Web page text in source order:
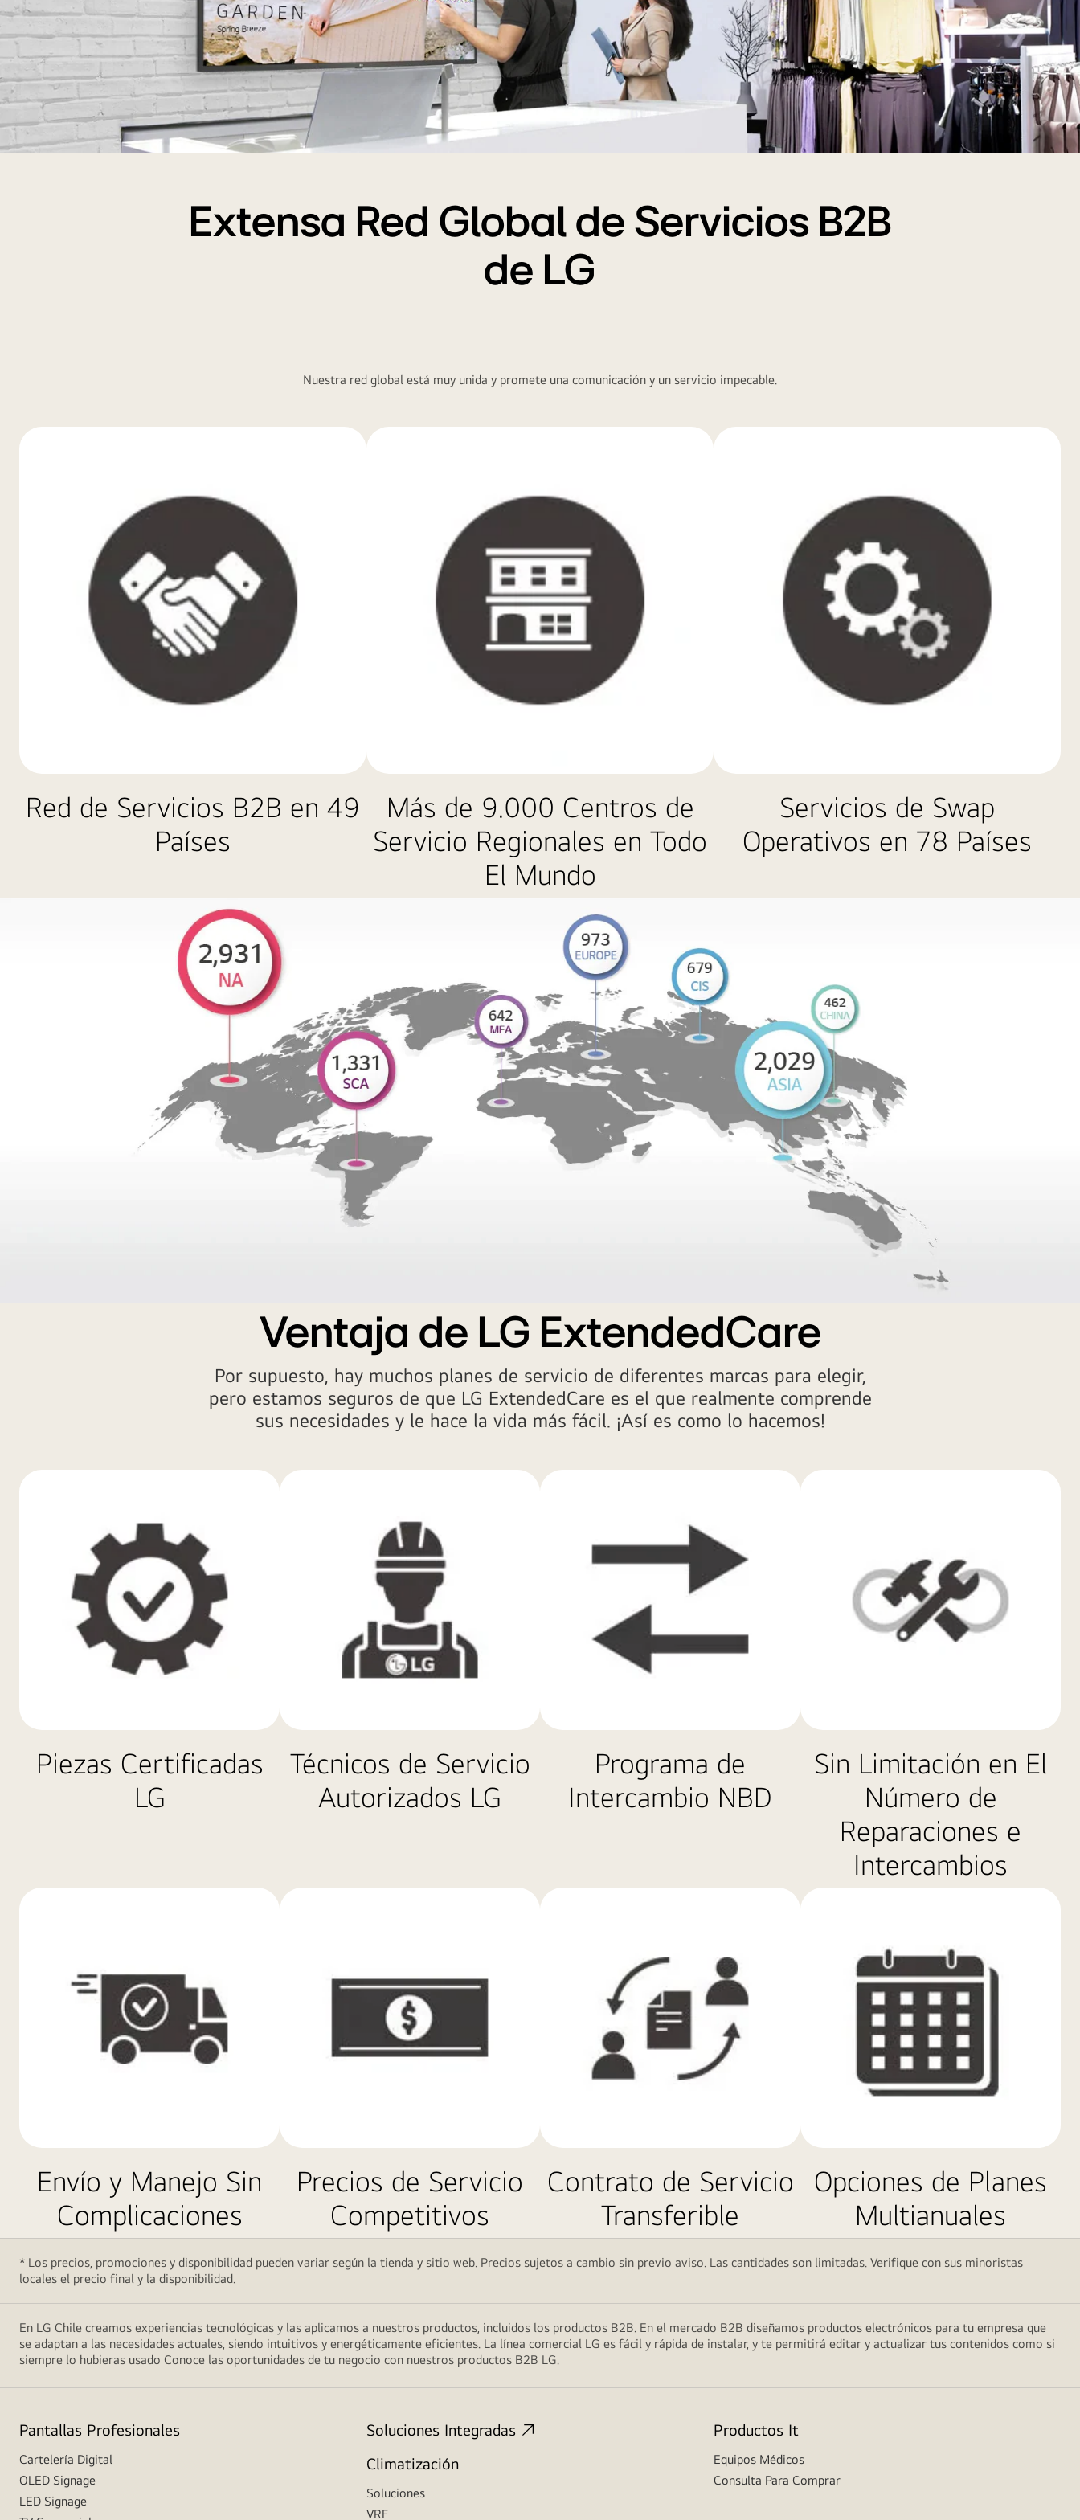
Extensa Red Global de Servicios B2B
de LG
Nuestra red global está muy unida y promete una comunicación y un servicio impecable.
Red de Servicios B2B en 49
Países
Más de 9.000 Centros de
Servicio Regionales en Todo
El Mundo
Servicios de Swap
Operativos en 78 Países
Ventaja de LG ExtendedCare
Por supuesto, hay muchos planes de servicio de diferentes marcas para elegir,
pero estamos seguros de que LG ExtendedCare es el que realmente comprende
sus necesidades y le hace la vida más fácil. ¡Así es como lo hacemos!
Piezas Certificadas
LG
Técnicos de Servicio
Autorizados LG
Programa de
Intercambio NBD
Sin Limitación en El
Número de
Reparaciones e
Intercambios
Envío y Manejo Sin
Complicaciones
Precios de Servicio
Competitivos
Contrato de Servicio
Transferible
Opciones de Planes
Multianuales
* Los precios, promociones y disponibilidad pueden variar según la tienda y sitio web. Precios sujetos a cambio sin previo aviso. Las cantidades son limitadas. Verifique con sus minoristas
locales el precio final y la disponibilidad.
En LG Chile creamos experiencias tecnológicas y las aplicamos a nuestros productos, incluidos los productos B2B. En el mercado B2B diseñamos productos electrónicos para tu empresa que
se adaptan a las necesidades actuales, siendo intuitivos y energéticamente eficientes. La línea comercial LG es fácil y rápida de instalar, y te permitirá editar y actualizar tus contenidos como si
siempre lo hubieras usado Conoce las oportunidades de tu negocio con nuestros productos B2B LG.
Pantallas Profesionales
Cartelería Digital
OLED Signage
LED Signage
Soluciones Integradas
Climatización
Soluciones
VRF
Productos It
Equipos Médicos
Consulta Para Comprar